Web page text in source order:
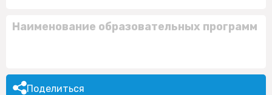
Наименование образовательных программ
Поделиться